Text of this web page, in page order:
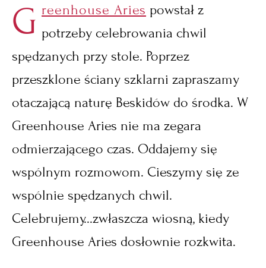
G reenhouse Aries powstał z
potrzeby celebrowania chwil
spędzanych przy stole. Poprzez
przeszklone ściany szklarni zapraszamy
otaczającą naturę Beskidów do środka. W
Greenhouse Aries nie ma zegara
odmierzającego czas. Oddajemy się
wspólnym rozmowom. Cieszymy się ze
wspólnie spędzanych chwil.
Celebrujemy...zwłaszcza wiosną, kiedy
Greenhouse Aries dosłownie rozkwita.